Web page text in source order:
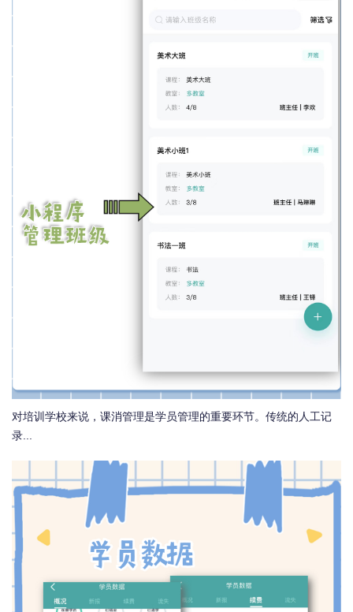
对培训学校来说，课消管理是学员管理的重要环节。传统的人工记
录...